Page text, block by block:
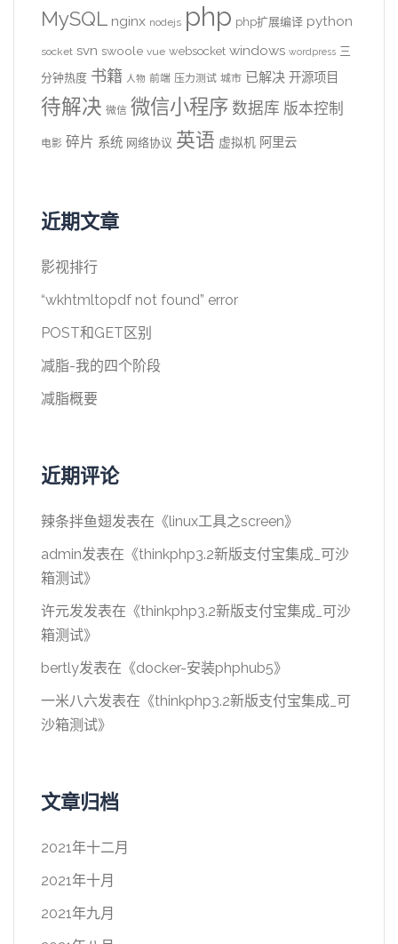
MySQL nginx nodejs php php扩展编译 python
socket svn swoole vue websocket windows wordpress 三
分钟热度 书籍 人物 前端 压力测试 城市 已解决 开源项目
待解决 微信 微信小程序 数据库 版本控制
电影 碎片 系统 网络协议 英语 虚拟机 阿里云
近期文章
影视排行
“wkhtmltopdf not found” error
POST和GET区别
减脂-我的四个阶段
减脂概要
近期评论
辣条拌鱼翅发表在《linux工具之screen》
admin发表在《thinkphp3.2新版支付宝集成_可沙
箱测试》
许元发发表在《thinkphp3.2新版支付宝集成_可沙
箱测试》
bertly发表在《docker-安装phphub5》
一米八六发表在《thinkphp3.2新版支付宝集成_可
沙箱测试》
文章归档
2021年十二月
2021年十月
2021年九月